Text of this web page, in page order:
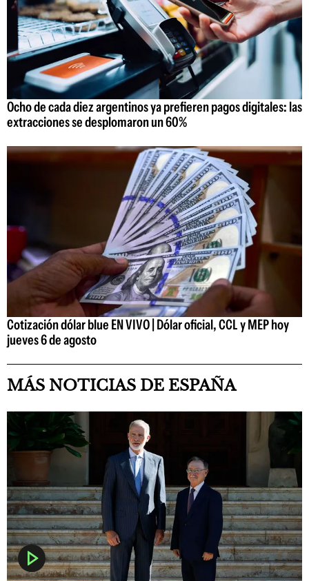
Ocho de cada diez argentinos ya prefieren pagos digitales: las
extracciones se desplomaron un 60%
Cotización dólar blue EN VIVO | Dólar oficial, CCL y MEP hoy
jueves 6 de agosto
MÁS NOTICIAS DE ESPAÑA